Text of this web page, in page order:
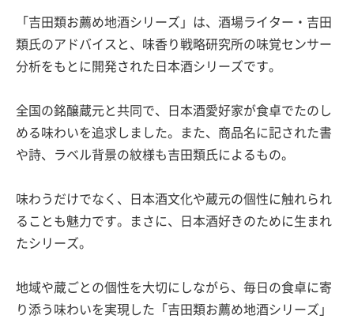
「吉田類お薦め地酒シリーズ」は、酒場ライター・吉田
類氏のアドバイスと、味香り戦略研究所の味覚センサー
分析をもとに開発された日本酒シリーズです。
全国の銘醸蔵元と共同で、日本酒愛好家が食卓でたのし
める味わいを追求しました。また、商品名に記された書
や詩、ラベル背景の紋様も吉田類氏によるもの。
味わうだけでなく、日本酒文化や蔵元の個性に触れられ
ることも魅力です。まさに、日本酒好きのために生まれ
たシリーズ。
地域や蔵ごとの個性を大切にしながら、毎日の食卓に寄
り添う味わいを実現した「吉田類お薦め地酒シリーズ」